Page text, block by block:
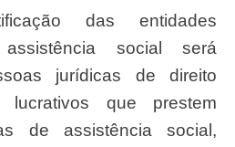
social será
jurídicas de direito
que prestem
de assistência social,